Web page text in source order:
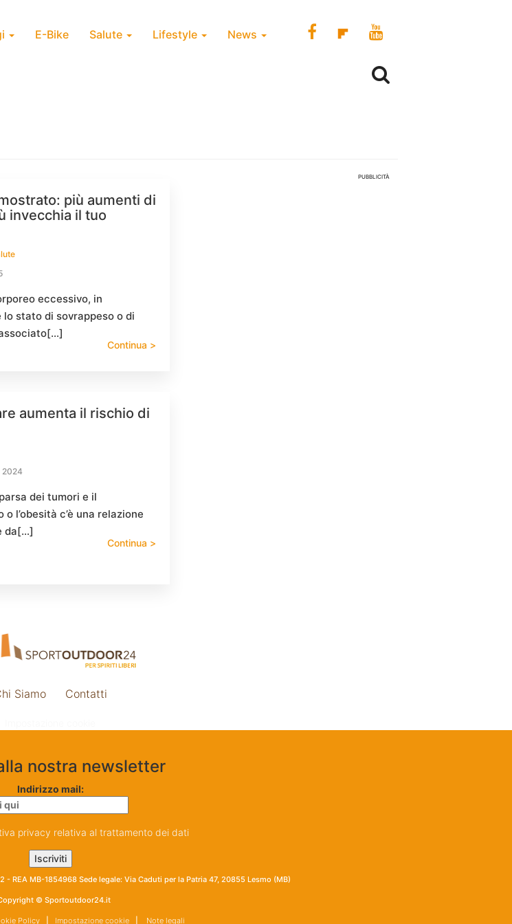
E-Bike Salute Lifestyle News
più aumenti di
invecchia il tuo
eccessivo, in
stato di sovrappeso o di
Continua >
aumenta il rischio di
2024
dei tumori e il
o l’obesità c’è una relazione
da[…]
Continua >
PUBBLICITÀ
Siamo Contatti
nostra newsletter
Indirizzo mail:
privacy relativa al trattamento dei dati
- REA MB-1854968 Sede legale: Via Caduti per la Patria 47, 20855 Lesmo (MB)
© Sportoutdoor24.it
Policy| Impostazione cookie| Note legali